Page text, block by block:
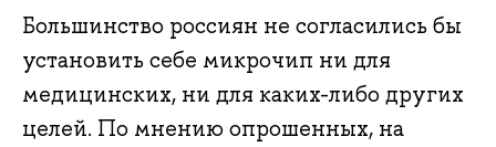
Большинство россиян не согласились бы
установить себе микрочип ни для
медицинских, ни для каких-либо других
целей. По мнению опрошенных, на